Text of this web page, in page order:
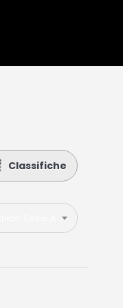
Classifiche
Italian Serie A 2024-2025